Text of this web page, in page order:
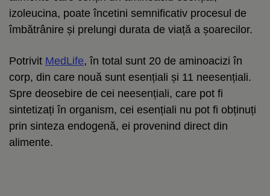
izoleucina, poate încetini semnificativ procesul de
îmbătrânire și prelungi durata de viață a șoarecilor.
Potrivit MedLife, în total sunt 20 de aminoacizi în
corp, din care nouă sunt esențiali și 11 neesențiali.
Spre deosebire de cei neesențiali, care pot fi
sintetizați în organism, cei esențiali nu pot fi obținuți
prin sinteza endogenă, ei provenind direct din
alimente.